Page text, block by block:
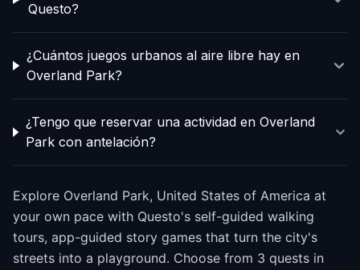
Questo?
¿Cuántos juegos urbanos al aire libre hay en
Overland Park?
¿Tengo que reservar una actividad en Overland
Park con antelación?
Explore Overland Park, United States of America at
your own pace with Questo's self-guided walking
tours, app-guided story games that turn the city's
streets into a playground. Choose from 3 quests in